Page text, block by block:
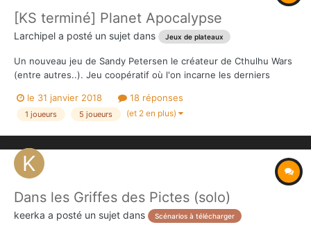
[KS terminé] Planet Apocalypse
Larchipel a posté un sujet dans Jeux de plateaux
Un nouveau jeu de Sandy Petersen le créateur de Cthulhu Wars
(entre autres..). Jeu coopératif où l'on incarne les derniers
figurines sont bien baroques voir dérangeantes. Je conseil de
télécharger le fich...
le 31 janvier 2018 18 réponses
1 joueurs 5 joueurs (et 2 en plus)
Dans les Griffes des Pictes (solo)
keerka a posté un sujet dans Scénarios à télécharger